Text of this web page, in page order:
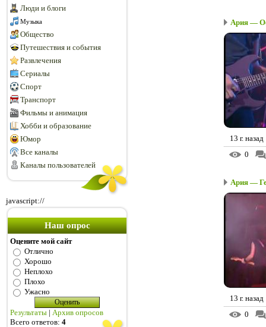
Люди и блоги
Музыка
Общество
Путешествия и события
Развлечения
Сериалы
Спорт
Транспорт
Фильмы и анимация
Хобби и образование
Юмор
Все каналы
Каналы пользователей
javascript://
Наш опрос
Оцените мой сайт
Отлично
Хорошо
Неплохо
Плохо
Ужасно
Результаты | Архив опросов
Всего ответов: 4
Ария —
13 г. назад
0
Ария —
13 г. назад
0